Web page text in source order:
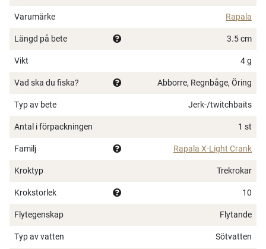
×
2 st VMC 4651 BN trekrok stl. 10
Djupgående: 0,9 meter
Blyfri
Varumärke Rapala
Längd på bete 3.5 cm
Vikt 4 g
Vad ska du fiska? Abborre, Regnbåge, Öring
Typ av bete Jerk-/twitchbaits
Antal i förpackningen 1 st
Familj Rapala X-Light Crank
Kroktyp Trekrokar
Krokstorlek 10
Flytegenskap Flytande
Typ av vatten Sötvatten